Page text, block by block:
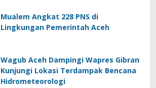
Mualem Angkat 228 PNS di
Lingkungan Pemerintah Aceh
Wagub Aceh Dampingi Wapres Gibran
Kunjungi Lokasi Terdampak Bencana
Hidrometeorologi